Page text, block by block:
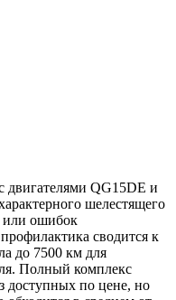
двигателями QG15DE и
шелестящего
или ошибок
сводится к
до 7500 км для
Полный комплекс
доступных по цене, но